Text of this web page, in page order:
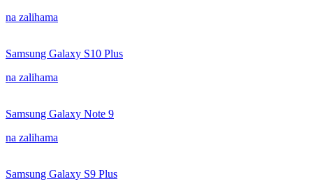
na zalihama
Samsung Galaxy S10 Plus
na zalihama
Samsung Galaxy Note 9
na zalihama
Samsung Galaxy S9 Plus